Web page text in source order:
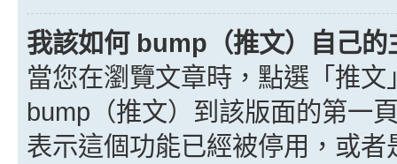
我該如何 bump（推文）自己的
當您在瀏覽文章時，點選「推
bump（推文）到該版面的第一
表示這個功能已經被停用，或